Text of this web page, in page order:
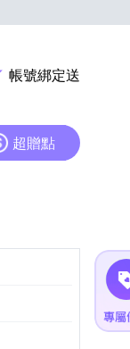
帳號綁定送
超贈點